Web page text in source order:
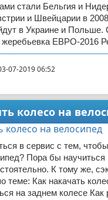
стали Бельгия и
и Швейцарии в
в Украине и Польше.
жеребьевка ЕВРО-2016
07-2019 06:52
колесо на
в сервис с тем,
Пора бы научиться
К тому же,
теме: Как накачать
на заднем колесе Как